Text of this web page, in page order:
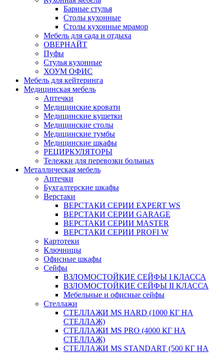
Барные стулья
Столы кухонные
Столы кухонные мрамор
Мебель для сада и отдыха
ОВЕРНАЙТ
Пуфы
Стулья кухонные
ХОУМ ОФИС
Мебель для кейтеринга
Медицинская мебель
Аптечки
Медицинские кровати
Медицинские кушетки
Медицинские столы
Медицинские тумбы
Медицинские шкафы
РЕЦИРКУЛЯТОРЫ
Тележки для перевозки больных
Металлическая мебель
Аптечки
Бухгалтерские шкафы
Верстаки
ВЕРСТАКИ СЕРИИ EXPERT WS
ВЕРСТАКИ СЕРИИ GARAGE
ВЕРСТАКИ СЕРИИ MASTER
ВЕРСТАКИ СЕРИИ PROFI W
Картотеки
Ключницы
Офисные шкафы
Сейфы
ВЗЛОМОСТОЙКИЕ СЕЙФЫ I КЛАССА
ВЗЛОМОСТОЙКИЕ СЕЙФЫ II КЛАССА
Мебельные и офисные сейфы
Стеллажи
СТЕЛЛАЖИ MS HARD (1000 КГ НА
СТЕЛЛАЖ)
СТЕЛЛАЖИ MS PRO (4000 КГ НА
СТЕЛЛАЖ)
СТЕЛЛАЖИ MS STANDART (500 КГ НА